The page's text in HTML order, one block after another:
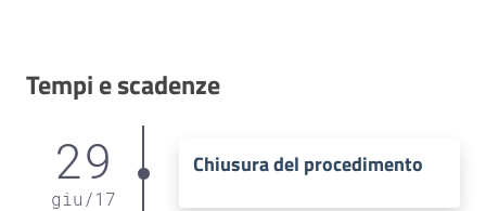
Tempi e scadenze
29
giu /17
Chiusura del procedimento